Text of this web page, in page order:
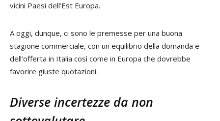
vicini Paesi dell’Est Europa.
A oggi, dunque, ci sono le premesse per una buona
stagione commerciale, con un equilibrio della domanda e
dell’offerta in Italia così come in Europa che dovrebbe
favorire giuste quotazioni.
Diverse incertezze da non